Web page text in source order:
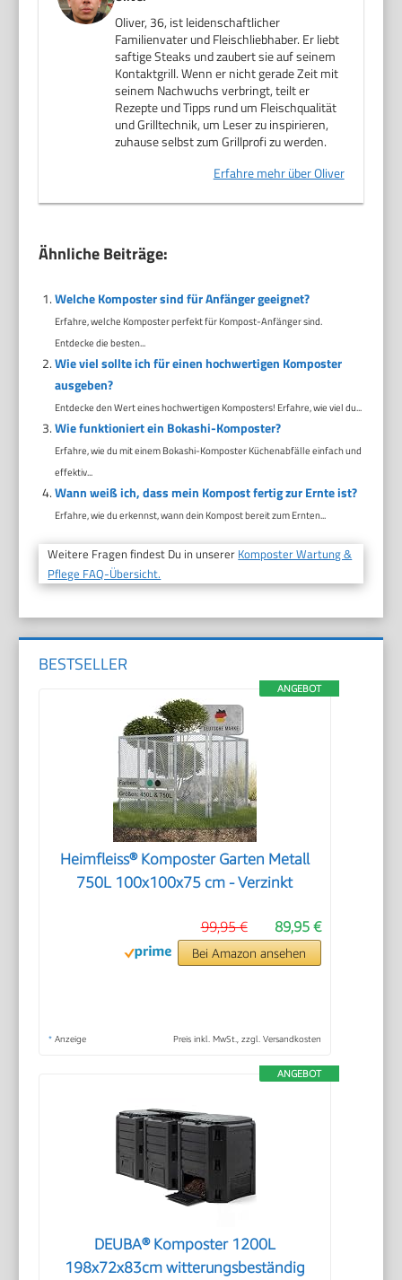
Oliver, 36, ist leidenschaftlicher
Familienvater und Fleischliebhaber. Er liebt
saftige Steaks und zaubert sie auf seinem
Kontaktgrill. Wenn er nicht gerade Zeit mit
seinem Nachwuchs verbringt, teilt er
Rezepte und Tipps rund um Fleischqualität
und Grilltechnik, um Leser zu inspirieren,
zuhause selbst zum Grillprofi zu werden.
Erfahre mehr über Oliver
Ähnliche Beiträge:
Welche Komposter sind für Anfänger geeignet?
Erfahre, welche Komposter perfekt für Kompost-Anfänger sind.
Entdecke die besten...
Wie viel sollte ich für einen hochwertigen Komposter
ausgeben?
Entdecke den Wert eines hochwertigen Komposters! Erfahre, wie viel du...
Wie funktioniert ein Bokashi-Komposter?
Erfahre, wie du mit einem Bokashi-Komposter Küchenabfälle einfach und
effektiv...
Wann weiß ich, dass mein Kompost fertig zur Ernte ist?
Erfahre, wie du erkennst, wann dein Kompost bereit zum Ernten...
Weitere Fragen findest Du in unserer Komposter Wartung &
Pflege FAQ-Übersicht.
BESTSELLER
ANGEBOT
Heimfleiss® Komposter Garten Metall
750L 100x100x75 cm - Verzinkt
89,95 €
99,95 €
Bei Amazon ansehen
* Anzeige Preis inkl. MwSt., zzgl. Versandkosten
ANGEBOT
DEUBA® Komposter 1200L
198x72x83cm witterungsbeständig